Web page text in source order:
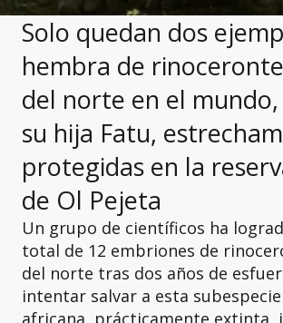
Solo quedan dos
hembra de
del norte en el
su hija Fatu,
protegidas en la
de Ol Pejeta
Un grupo de científicos ha
total de 12 embriones de
del norte tras dos años de
intentar salvar a esta
africana, prácticamente extinta,